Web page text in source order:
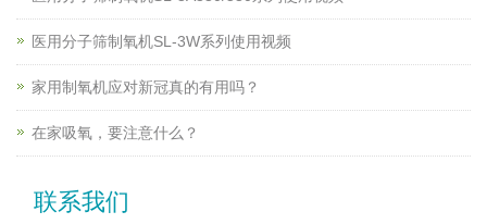
医用分子筛制氧机SL-3W系列使用视频
家用制氧机应对新冠真的有用吗？
在家吸氧，要注意什么？
联系我们